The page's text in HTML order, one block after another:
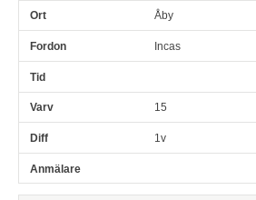
Åby
Incas
15
1v